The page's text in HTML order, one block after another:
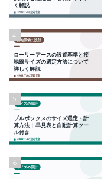
4
5
6